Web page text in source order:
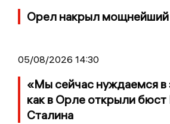
Орел накрыл мощнейший
05/08/2026 14:30
«Мы сейчас нуждаемся в
как в Орле открыли
Сталина